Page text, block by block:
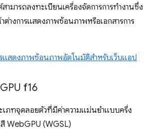
ามารถลงทะเบียนเครื่องจัดการการทำงานซึ่ง
ต่างการแสดงภาพซ้อนภาพหรือเอกสารการ
แสดงภาพซ้อนภาพอัตโนมัติสำหรับเว็บแอป
GPU f16
ภทจุดลอยตัวที่มีค่าความแม่นยําแบบครึ่ง
WebGPU (WGSL)